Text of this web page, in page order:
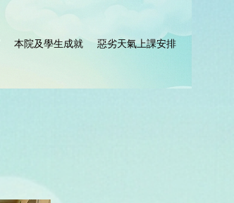
本院及學生成就 惡劣天氣上課安排